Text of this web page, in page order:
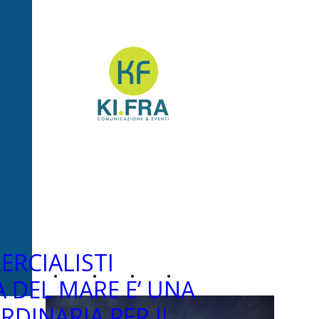
Page siamo
DEL MARE E’ UNA